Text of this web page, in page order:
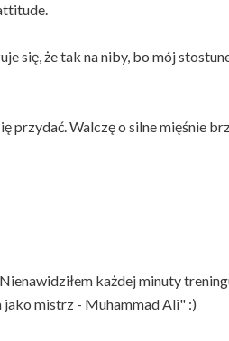
się, że tak na niby, bo mój
przydać. Walczę o silne mięśnie
każdej minuty
jako mistrz - Muhammad Ali" :)